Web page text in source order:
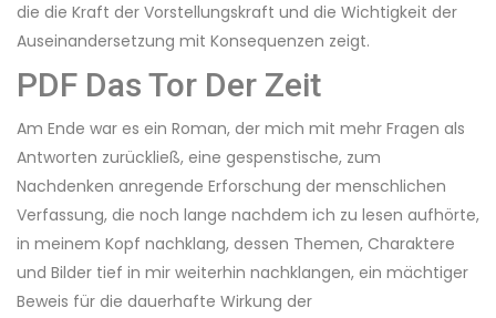
die die Kraft der Vorstellungskraft und die Wichtigkeit der
Auseinandersetzung mit Konsequenzen zeigt.
PDF Das Tor Der Zeit
Am Ende war es ein Roman, der mich mit mehr Fragen als
Antworten zurückließ, eine gespenstische, zum
Nachdenken anregende Erforschung der menschlichen
Verfassung, die noch lange nachdem ich zu lesen aufhörte,
in meinem Kopf nachklang, dessen Themen, Charaktere
und Bilder tief in mir weiterhin nachklangen, ein mächtiger
Beweis für die dauerhafte Wirkung der